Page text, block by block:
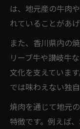
は、地元産の牛肉
れていることがあげ
また、香川県内の
リーブ牛や讃岐牛
文化を支えていま
では味わえない独
焼肉を通じて地元
特徴です。例えば